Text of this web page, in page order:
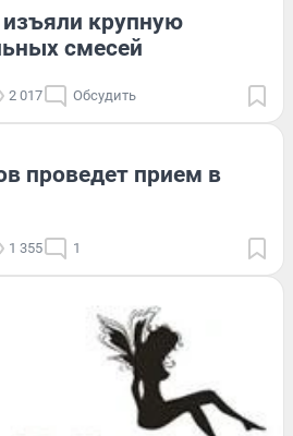
изъяли крупную
смесей
2 017 Обсудить
проведет прием в
1 355 1